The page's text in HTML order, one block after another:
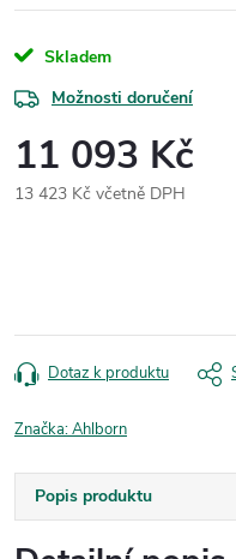
Skladem
Možnosti doručení
11 093 Kč
13 423 Kč včetně DPH
Dotaz k produktu
Značka:Ahlborn
Popis produktu